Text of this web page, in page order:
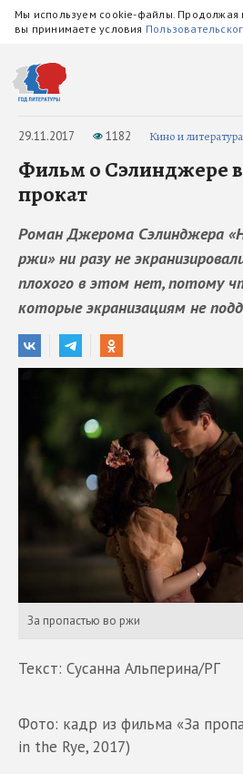
Мы используем cookie-файлы. Продолжая
вы принимаете условия
29.11.2017 1182 Кино и литература
Фильм о Сэлинджере
прокат
Роман Джерома Сэлинджера
ржи» ни разу не
плохого в этом нет, потому
которые экранизациям не
За пропастью во ржи
Текст: Сусанна Альперина/РГ
Фото: кадр из фильма «За
in the Rye, 2017)